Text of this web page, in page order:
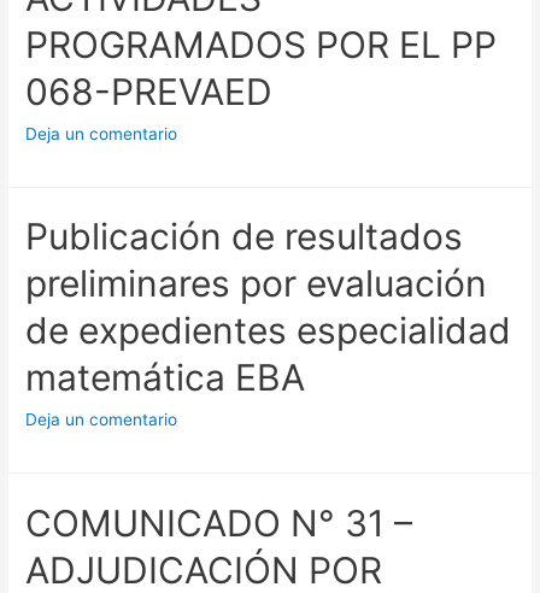
PROGRAMADOS POR EL PP
068-PREVAED
Deja un comentario
Publicación de resultados
preliminares por evaluación
de expedientes especialidad
matemática EBA
Deja un comentario
COMUNICADO N° 31 –
ADJUDICACIÓN POR